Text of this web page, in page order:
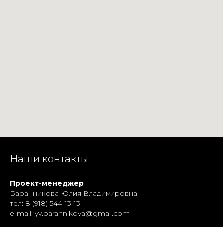
Наши контакты
Проект-менеджер
Баранникова Юлия Владимировна
тел: 8 (918) 544-13-13
e-mail: yv.barannikova@gmail.com